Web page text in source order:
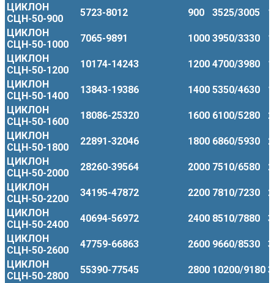
ЦИКЛОН
СЦН-50-900
5723-8012 900 3525/3005
ЦИКЛОН
СЦН-50-1000
7065-9891 1000 3950/3330
ЦИКЛОН
СЦН-50-1200
10174-14243 1200 4700/3980
ЦИКЛОН
СЦН-50-1400
13843-19386 1400 5350/4630
ЦИКЛОН
СЦН-50-1600
18086-25320 1600 6100/5280
ЦИКЛОН
СЦН-50-1800
22891-32046 1800 6860/5930
ЦИКЛОН
СЦН-50-2000
28260-39564 2000 7510/6580
ЦИКЛОН
СЦН-50-2200
34195-47872 2200 7810/7230
ЦИКЛОН
СЦН-50-2400
40694-56972 2400 8510/7880
ЦИКЛОН
СЦН-50-2600
47759-66863 2600 9660/8530
ЦИКЛОН
СЦН-50-2800
55390-77545 2800 10200/9180